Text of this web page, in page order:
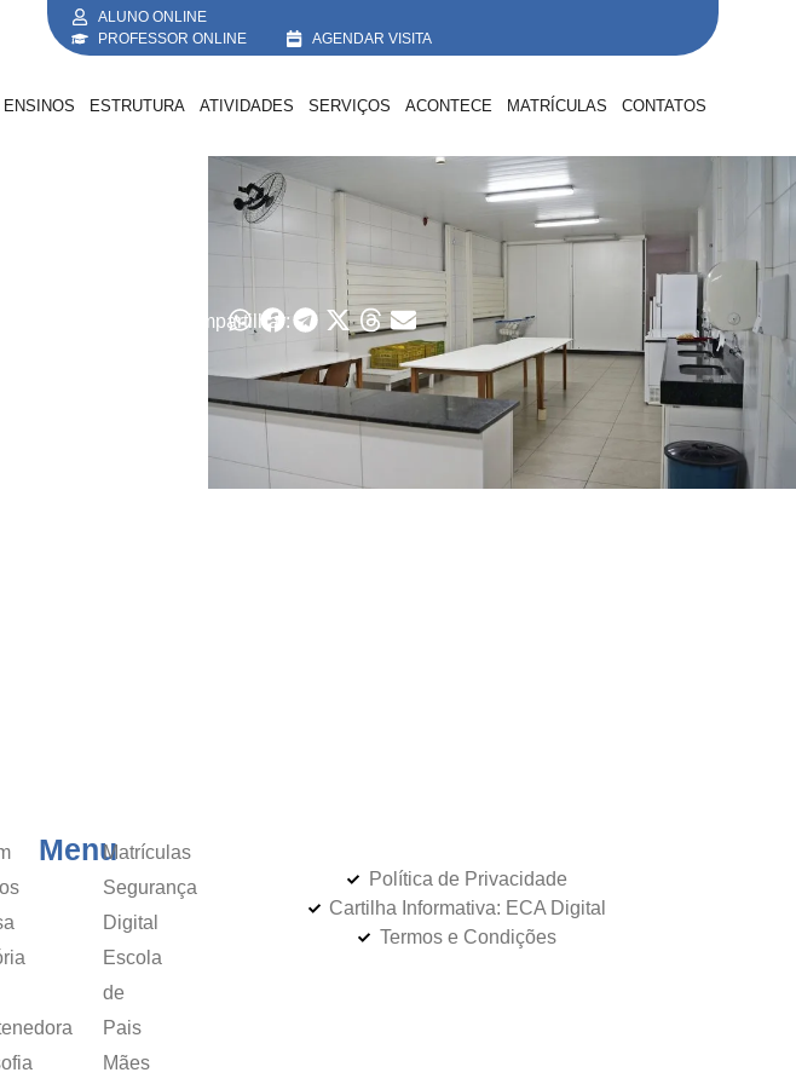
ALUNO ONLINE
PROFESSOR ONLINE
AGENDAR VISITA
ENSINOS ESTRUTURA ATIVIDADES SERVIÇOS ACONTECE MATRÍCULAS CONTATOS
Compartilhar:
MenuMatrículas
Segurança
Digital
Escola
de
Pais
Mães
Política de Privacidade
Cartilha Informativa: ECA Digital
Termos e Condições